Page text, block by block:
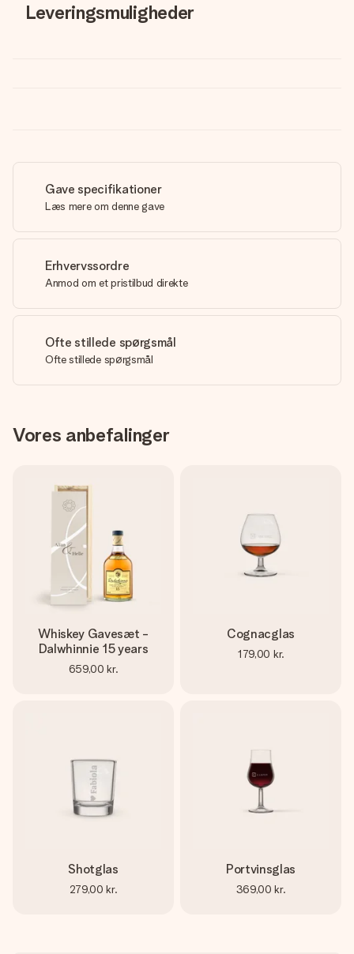
Leveringsmuligheder
Gave specifikationer
Læs mere om denne gave
Erhvervssordre
Anmod om et pristilbud direkte
Ofte stillede spørgsmål
Ofte stillede spørgsmål
Vores anbefalinger
Whiskey Gavesæt -
Dalwhinnie 15 years
659,00 kr.
Cognacglas
179,00 kr.
Shotglas
279,00 kr.
Portvinsglas
369,00 kr.